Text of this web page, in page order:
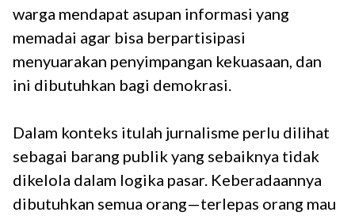
warga mendapat asupan informasi yang
memadai agar bisa berpartisipasi
menyuarakan penyimpangan kekuasaan, dan
ini dibutuhkan bagi demokrasi.
Dalam konteks itulah jurnalisme perlu dilihat
sebagai barang publik yang sebaiknya tidak
dikelola dalam logika pasar. Keberadaannya
dibutuhkan semua orang—terlepas orang mau